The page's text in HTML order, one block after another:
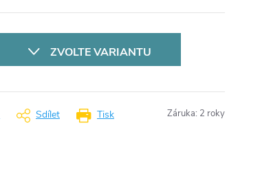
ZVOLTE VARIANTU
Tisk
Sdílet Záruka: 2 roky